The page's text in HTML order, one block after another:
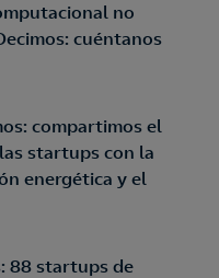
no
cuéntanos
compartimos el
startups con la
energética y el
88 startups de